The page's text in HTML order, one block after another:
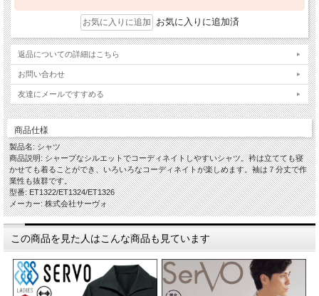
お気に入りに追加済
返品についての詳細はこちら
お問い合わせ
友達にメールですすめる
商品仕様
製品名: シャツ
商品説明: シャープなシルエットでコーディネイトしやすいシャツ。衿は立てても寝
かせても着ることができ、いろいろなコーディネイトが楽しめます。袖は７分丈で作
業性も抜群です。
型番: ET1322/ET1324/ET1326
メーカー: 株式会社サーヴォ
この商品を見た人はこんな商品も見ています